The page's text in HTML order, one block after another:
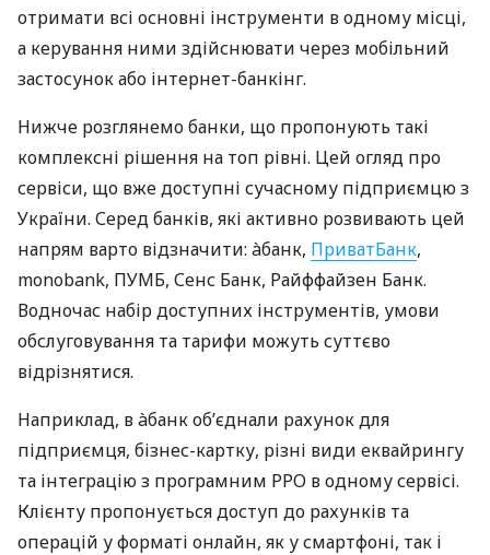
отримати всі основні інструменти в одному місці,
а керування ними здійснювати через мобільний
застосунок або інтернет-банкінг.
Нижче розглянемо банки, що пропонують такі
комплексні рішення на топ рівні. Цей огляд про
сервіси, що вже доступні сучасному підприємцю з
України. Серед банків, які активно розвивають цей
напрям варто відзначити: àбанк, ПриватБанк,
monobank, ПУМБ, Сенс Банк, Райффайзен Банк.
Водночас набір доступних інструментів, умови
обслуговування та тарифи можуть суттєво
відрізнятися.
Наприклад, в àбанк об’єднали рахунок для
підприємця, бізнес-картку, різні види еквайрингу
та інтеграцію з програмним РРО в одному сервісі.
Клієнту пропонується доступ до рахунків та
операцій у форматі онлайн, як у смартфоні, так і